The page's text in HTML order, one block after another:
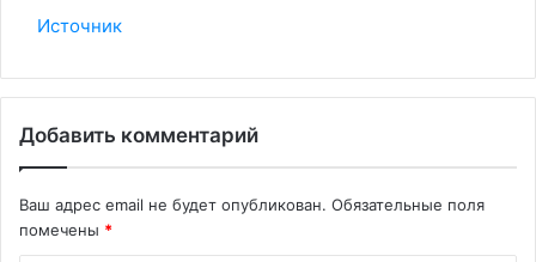
Источник
Добавить комментарий
Ваш адрес email не будет опубликован. Обязательные поля
помечены *